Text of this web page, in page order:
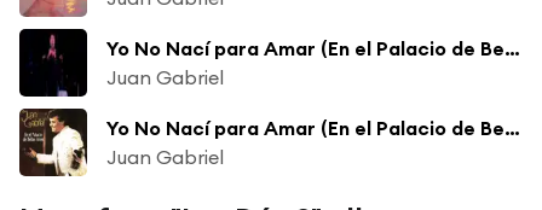
Yo No Nací para Amar (En el Palacio de Bellas Artes)
Juan Gabriel
Yo No Nací para Amar (En el Palacio de Bellas Artes)
Juan Gabriel